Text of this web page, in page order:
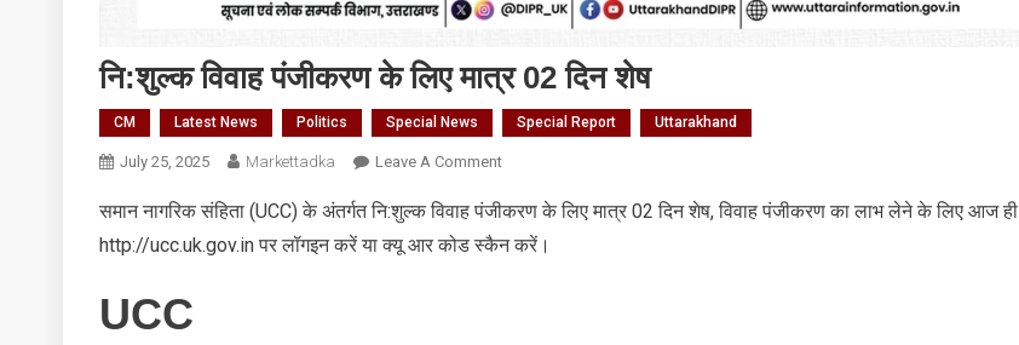
नि:शुल्क विवाह पंजीकरण के लिए मात्र 02 दिन शेष
CM Latest News Politics Special News Special Report Uttarakhand
July 25, 2025 Markettadka Leave A CommentOn
विवाह
पंजीकरण
समान नागरिक संहिता (UCC) के अंतर्गत नि:शुल्क विवाह पंजीकरण के लिए मात्र 02 दिन शेष, विवाह पंजीकरण का लाभ लेने के लिए आज ही
http://ucc.uk.gov.in पर लॉगइन करें या क्यू आर कोड स्कैन करें।
UCC